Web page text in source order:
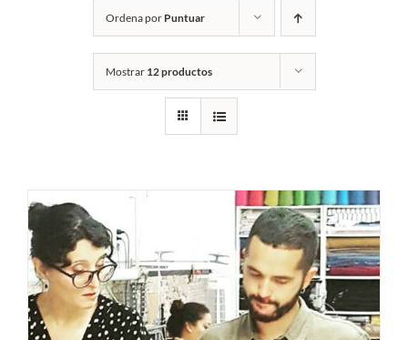
Ordena por Puntuar
Mostrar 12 productos